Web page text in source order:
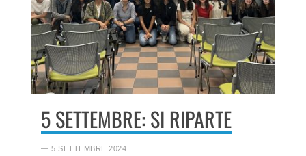
5 SETTEMBRE: SI RIPARTE
― 5 SETTEMBRE 2024